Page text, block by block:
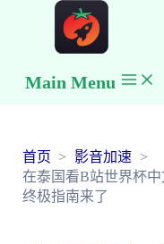
Main Menu
首页
影音加速
在泰国看B站世界杯
终极指南来了